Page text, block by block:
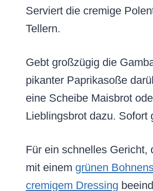
Serviert die cremige
Tellern.
Gebt großzügig die
pikanter Paprikasoße
eine Scheibe Maisbrot
Lieblingsbrot dazu. Sofort
Für ein schnelles Gericht,
mit einem grünen
cremigem Dressing